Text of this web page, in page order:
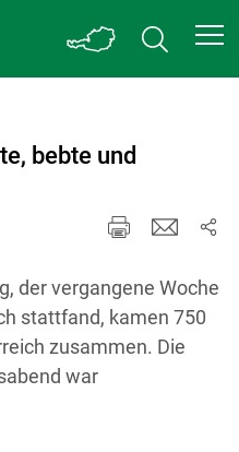
bebte und
der vergangene Woche
stattfand, kamen 750
zusammen. Die
war